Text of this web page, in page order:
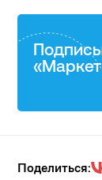
Поделиться: